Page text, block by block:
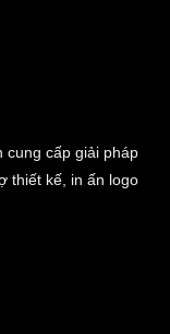
cung cấp giải pháp
thiết kế, in ấn logo